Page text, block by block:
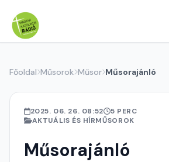
Főoldal Műsorok Műsor Műsorajánló
2025. 06. 26. 08:52
5 PERC
AKTUÁLIS ÉS HÍRMŰSOROK
Műsorajánló